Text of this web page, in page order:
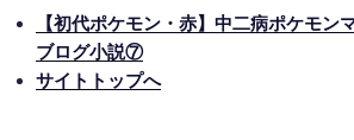
【初代ポケモン・赤】中二病ポケモ
ブログ小説⑦
サイトトップへ